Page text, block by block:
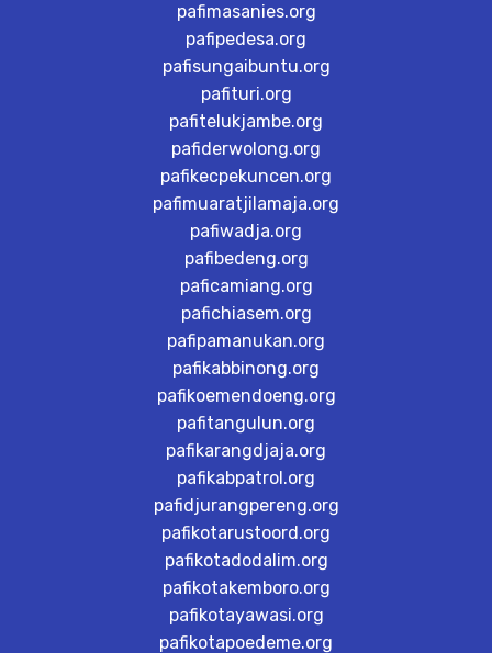
pafimasanies.org
pafipedesa.org
pafisungaibuntu.org
pafituri.org
pafitelukjambe.org
pafiderwolong.org
pafikecpekuncen.org
pafimuaratjilamaja.org
pafiwadja.org
pafibedeng.org
paficamiang.org
pafichiasem.org
pafipamanukan.org
pafikabbinong.org
pafikoemendoeng.org
pafitangulun.org
pafikarangdjaja.org
pafikabpatrol.org
pafidjurangpereng.org
pafikotarustoord.org
pafikotadodalim.org
pafikotakemboro.org
pafikotayawasi.org
pafikotapoedeme.org